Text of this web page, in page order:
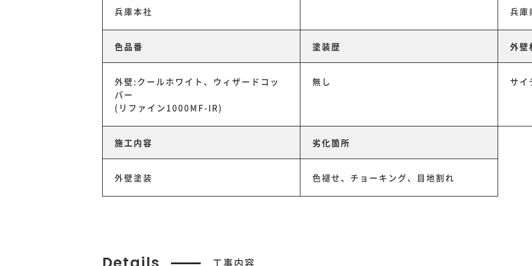
兵庫本社 兵庫
色品番
外壁:クールホワイト、ウィザードコッ
パー
(リファイン1000MF-IR)
塗装歴
無し
外壁
サイ
施工内容
外壁塗装
劣化箇所
色褪せ、チョーキング、目地割れ
工事内容